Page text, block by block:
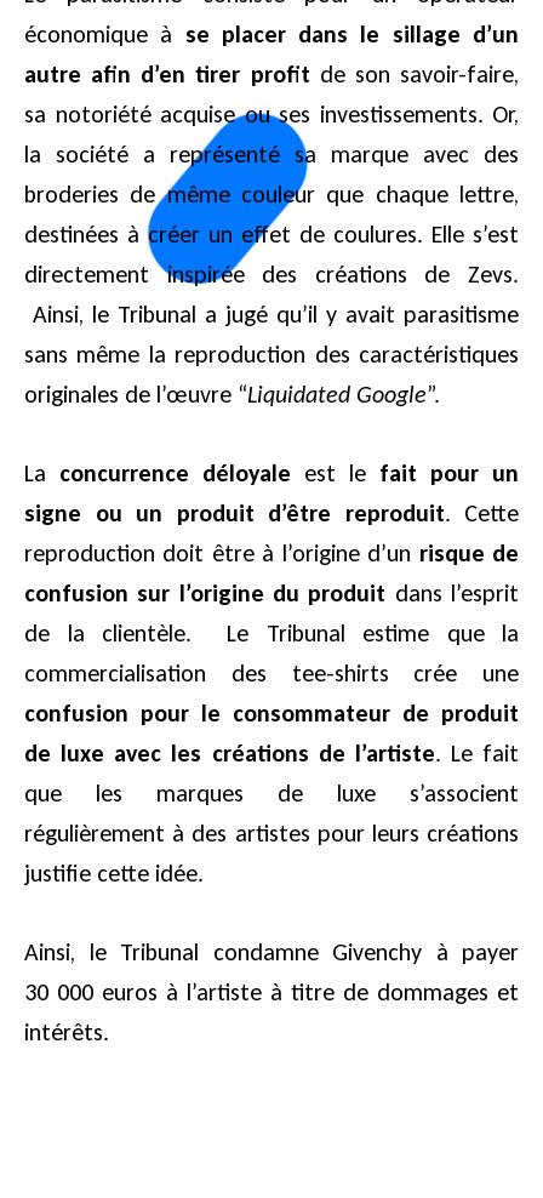
économique à se placer dans le sillage d’un
autre afin d’en tirer profit de son savoir-faire,
sa notoriété acquise ou ses investissements. Or,
la société a représenté sa marque avec des
broderies de même couleur que chaque lettre,
destinées à créer un effet de coulures. Elle s’est
directement inspirée des créations de Zevs.
Ainsi, le Tribunal a jugé qu’il y avait parasitisme
sans même la reproduction des caractéristiques
originales de l’œuvre “Liquidated Google”.
La concurrence déloyale est le fait pour un
signe ou un produit d’être reproduit. Cette
reproduction doit être à l’origine d’un risque de
confusion sur l’origine du produit dans l’esprit
de la clientèle. Le Tribunal estime que la
commercialisation des tee-shirts crée une
confusion pour le consommateur de produit
de luxe avec les créations de l’artiste. Le fait
que les marques de luxe s’associent
régulièrement à des artistes pour leurs créations
justifie cette idée.
Ainsi, le Tribunal condamne Givenchy à payer
30 000 euros à l’artiste à titre de dommages et
intérêts.